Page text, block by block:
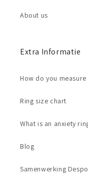
About us
Extra Informatie
How do you
Ring size chart
What is an anxiety
Blog
Samenwerking